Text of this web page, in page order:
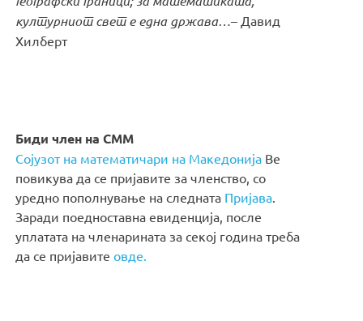
културниот свет е една држава…– Давид
Хилберт
Биди член на СММ
Сојузот на математичари на Македонија Ве
повикува да се пријавите за членство, со
уредно пополнување на следната Пријава
Заради поедноставна евиденција, после
уплатата на членарината за секој година треба
да се пријавитеовде.